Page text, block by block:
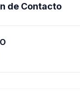
de Contacto